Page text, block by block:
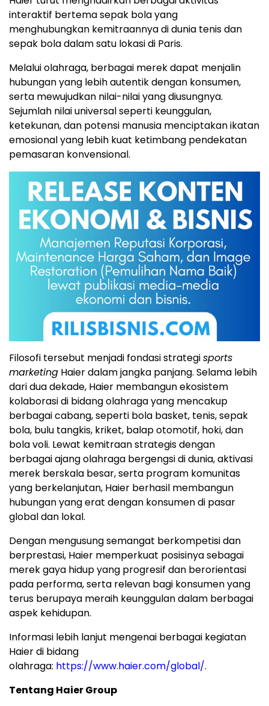
interaktif bertema sepak bola yang
menghubungkan kemitraannya di dunia tenis dan
sepak bola dalam satu lokasi di Paris.
Melalui olahraga, berbagai merek dapat menjalin
hubungan yang lebih autentik dengan konsumen,
serta mewujudkan nilai-nilai yang diusungnya.
Sejumlah nilai universal seperti keunggulan,
ketekunan, dan potensi manusia menciptakan ikatan
emosional yang lebih kuat ketimbang pendekatan
pemasaran konvensional.
Filosofi tersebut menjadi fondasi strategisports
marketing Haier dalam jangka panjang. Selama lebih
dari dua dekade, Haier membangun ekosistem
kolaborasi di bidang olahraga yang mencakup
berbagai cabang, seperti bola basket, tenis, sepak
bola, bulu tangkis, kriket, balap otomotif, hoki, dan
bola voli. Lewat kemitraan strategis dengan
berbagai ajang olahraga bergengsi di dunia, aktivasi
merek berskala besar, serta program komunitas
yang berkelanjutan, Haier berhasil membangun
hubungan yang erat dengan konsumen di pasar
global dan lokal.
Dengan mengusung semangat berkompetisi dan
berprestasi, Haier memperkuat posisinya sebagai
merek gaya hidup yang progresif dan berorientasi
pada performa, serta relevan bagi konsumen yang
terus berupaya meraih keunggulan dalam berbagai
aspek kehidupan.
Informasi lebih lanjut mengenai berbagai kegiatan
Haier di bidang
olahraga: https://www.haier.com/global/.
Tentang Haier Group